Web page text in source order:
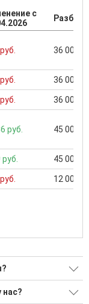
с
36 000
36 000
36 000
руб. 45 003
руб. 45 003
12 000
нас?